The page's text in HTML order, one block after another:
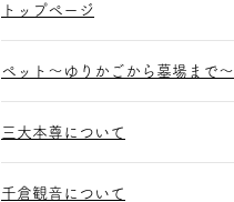
トップページ
ペット～ゆりかごから墓場まで～
三大本尊について
千倉観音について